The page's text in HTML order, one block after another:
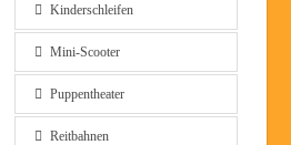
Kinderschleifen
Mini-Scooter
Puppentheater
Reitbahnen